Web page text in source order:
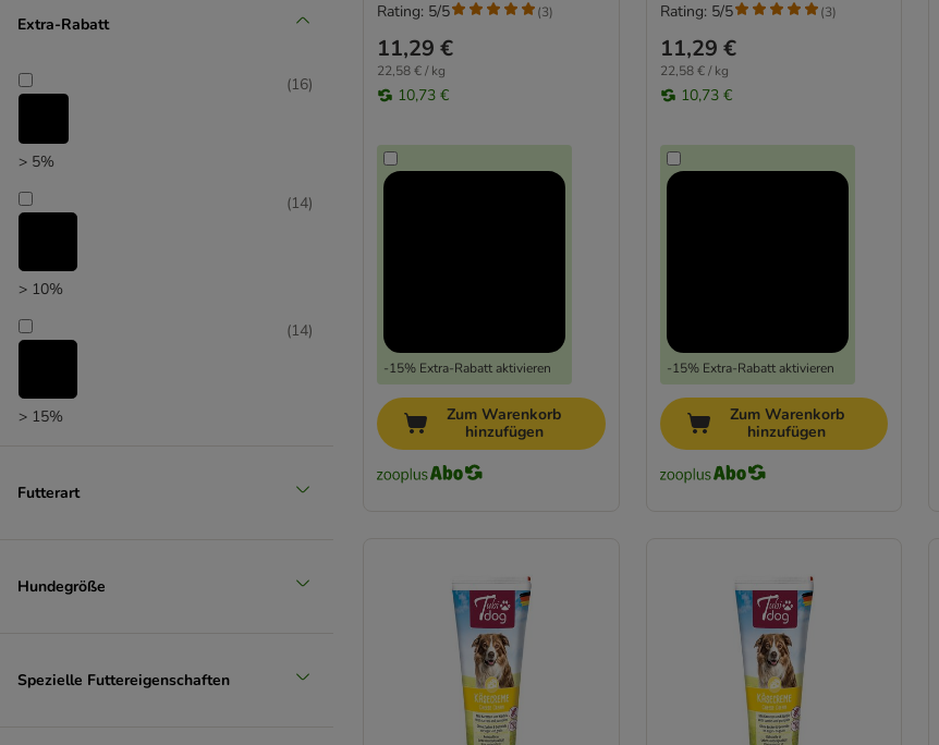
Extra-Rabatt
> 5%
(16)
> 10%
(14)
> 15%
(14)
Futterart
Hundegröße
Spezielle Futtereigenschaften
11,29 €
22,58 € / kg
10,73 €
-15% Extra-Rabatt aktivieren
Rating: 5/5 (3)
Zum Warenkorb
hinzufügen
11,29 €
22,58 € / kg
10,73 €
-15% Extra-Rabatt aktivieren
Rating: 5/5 (3)
Zum Warenkorb
hinzufügen